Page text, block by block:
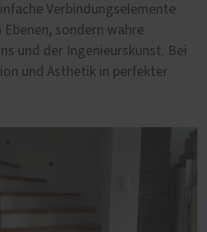
Verbindungselemente
sondern wahre
und der Ingenieurskunst. Bei
und Ästhetik in perfekter